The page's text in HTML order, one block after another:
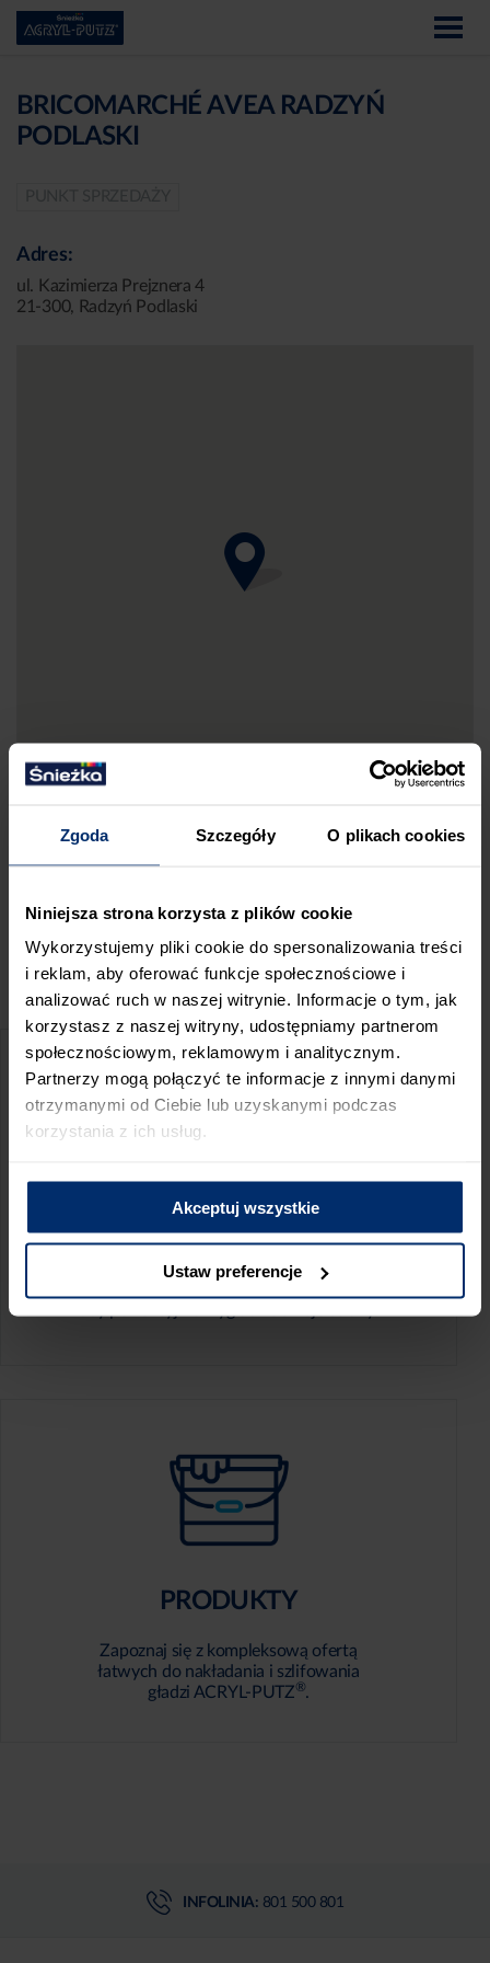
Zgoda Szczegóły O plikach cookies
Niniejsza strona korzysta z plików cookie
Wykorzystujemy pliki cookie do spersonalizowania treści
i reklam, aby oferować funkcje społecznościowe i
analizować ruch w naszej witrynie. Informacje o tym, jak
korzystasz z naszej witryny, udostępniamy partnerom
społecznościowym, reklamowym i analitycznym.
Partnerzy mogą połączyć te informacje z innymi danymi
otrzymanymi od Ciebie lub uzyskanymi podczas
korzystania z ich usług.
Akceptuj wszystkie
Ustaw preferencje
BRICOMARCHÉ AVEA RADZYŃ
PODLASKI
Adres:
ul. Kazimierza Prejznera 4
21-300, Radzyń Podlaski
ZGŁOŚ BŁĄD
PRZED WIZYTĄ W SKLEPIE POLECAMY:
KALKULATOR ZUŻYCIA
PRODUKTY
Zapoznaj się z kompleksową ofertą
łatwych do nakładania i szlifowania
gładzi ACRYL-PUTZ®.
INFOLINIA: 801 500 801